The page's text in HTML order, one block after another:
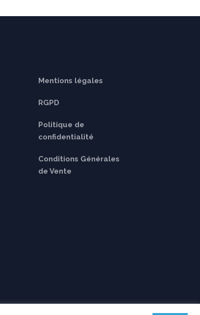
Mentions légales
RGPD
Politique de
confidentialité
Conditions Générales
de Vente